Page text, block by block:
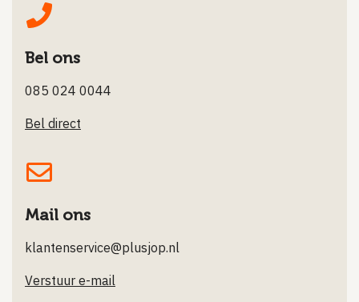
Bel ons
085 024 0044
Bel direct
Mail ons
klantenservice@plusjop.nl
Verstuur e-mail